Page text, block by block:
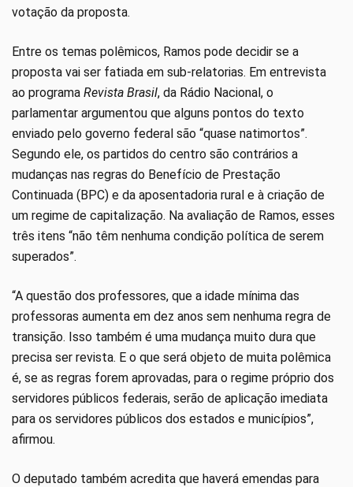
votação da proposta.
Entre os temas polêmicos, Ramos pode decidir se a
proposta vai ser fatiada em sub-relatorias. Em entrevista
ao programa Revista Brasil, da Rádio Nacional, o
parlamentar argumentou que alguns pontos do texto
enviado pelo governo federal são “quase natimortos”.
Segundo ele, os partidos do centro são contrários a
mudanças nas regras do Benefício de Prestação
Continuada (BPC) e da aposentadoria rural e à criação de
um regime de capitalização. Na avaliação de Ramos, esses
três itens “não têm nenhuma condição política de serem
superados”.
“A questão dos professores, que a idade mínima das
professoras aumenta em dez anos sem nenhuma regra de
transição. Isso também é uma mudança muito dura que
precisa ser revista. E o que será objeto de muita polêmica
é, se as regras forem aprovadas, para o regime próprio dos
servidores públicos federais, serão de aplicação imediata
para os servidores públicos dos estados e municípios”,
afirmou.
O deputado também acredita que haverá emendas para